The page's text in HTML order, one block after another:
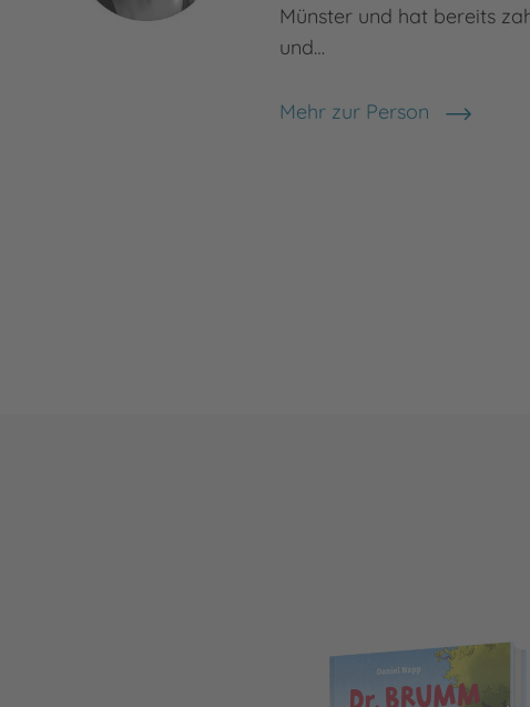
Münster und hat bereits
und…
Mehr zur Person
Daniel Napp